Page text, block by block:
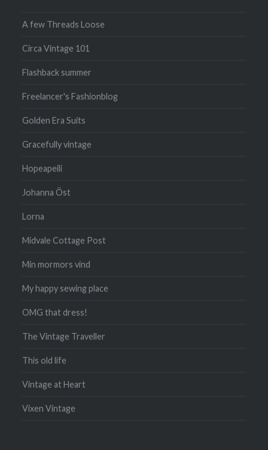
A few Threads Loose
Circa Vintage 101
Flashback summer
Freelancer's Fashionblog
Golden Era Suits
Gracefully vintage
Hopeapeili
Johanna Öst
Lorna
Midvale Cottage Post
Min mormors vind
My happy sewing place
OMG that dress!
The Vintage Traveller
This old life
Vintage at Heart
Vixen Vintage